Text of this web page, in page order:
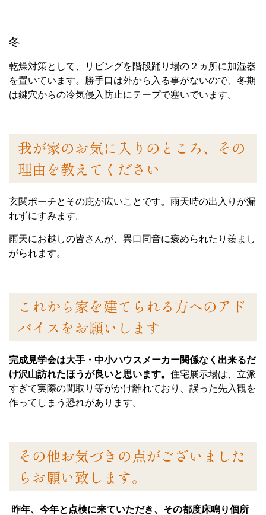
冬
乾燥対策として、リビングを階段踊り場の２ヵ所に加湿器
を置いています。勝手口は外から入る事がないので、冬期
は鍵穴からの冷気侵入防止にテープで塞いでいます。
我が家のお気に入りのところ、その
理由を教えてください
玄関ポーチとその庇が広いことです。雨天時の出入りが漏
れずにすみます。
雨天にお越しの皆さんが、異口同音に褒められたり羨まし
がられます。
これから家を建てられる方へのアド
バイスをお願いします
完成見学会は大手・中小ハウスメーカー関係なく出来るだ
け沢山訪れたほうが良いと思います。 住宅展示場は、立派
すぎて実際の間取り等がかけ離れており、誤った先入観を
作ってしまう恐れがあります。
その他お気づきの点がございました
らお願い致します。
昨年、今年と点検に来ていただき、その都度床鳴り個所